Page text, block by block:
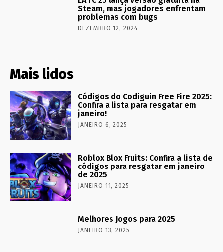
Steam, mas jogadores enfrentam
problemas com bugs
DEZEMBRO 12, 2024
Mais lidos
Códigos do Codiguin Free Fire 2025:
Confira a lista para resgatar em
janeiro!
JANEIRO 6, 2025
Roblox Blox Fruits: Confira a lista de
códigos para resgatar em janeiro
de 2025
JANEIRO 11, 2025
Melhores Jogos para 2025
JANEIRO 13, 2025